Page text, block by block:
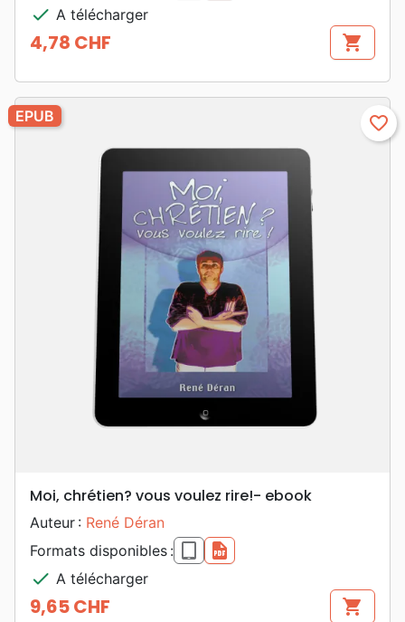
check A télécharger
Prix
4,78 CHF shopping_cart
EPUB favorite_border
Moi, chrétien? vous voulez rire!- ebook
Auteur : René Déran
Formats disponibles : epub
pdf
check A télécharger
Prix
9,65 CHF shopping_cart